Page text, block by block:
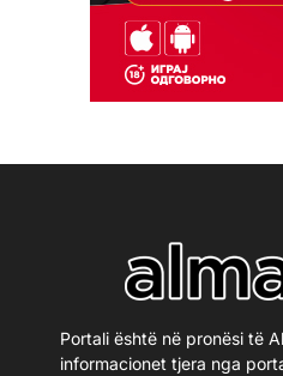
Portali është në pronësi të
informacionet tjera nga